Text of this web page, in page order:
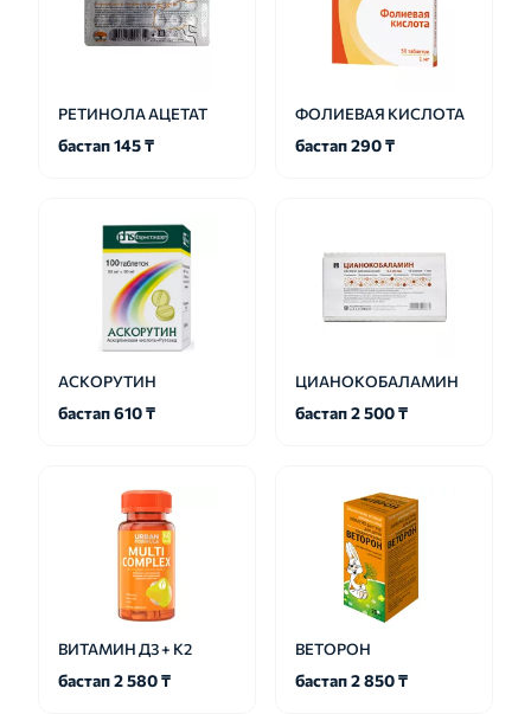
РЕТИНОЛА АЦЕТАТ
бастап 145 ₸
ФОЛИЕВАЯ КИСЛОТА
бастап 290 ₸
АСКОРУТИН
бастап 610 ₸
ЦИАНОКОБАЛАМИН
бастап 2 500 ₸
ВИТАМИН Д3 + К2
бастап 2 580 ₸
ВЕТОРОН
бастап 2 850 ₸